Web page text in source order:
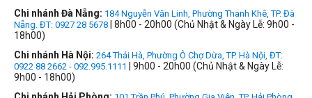
Chi nhánh Đà Nẵng: 184 Nguyễn Văn Linh, Phường Thanh Khê, TP. Đà
Nẵng. ĐT: 0927 28 5678 | 8h00 - 20h00 (Chủ Nhật & Ngày Lễ: 9h00 -
18h00)
Chi nhánh Hà Nội: 264 Thái Hà, Phường Ô Chợ Dừa, TP. Hà Nội, ĐT:
0922 88 2662 - 092.995.1111
| 9h00 - 20h00 (Chủ Nhật & Ngày Lễ:
9h00 - 18h00)